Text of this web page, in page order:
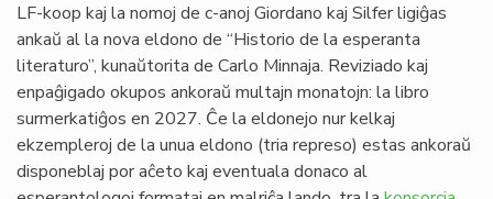
LF-koop kaj la nomoj de c-anoj Giordano kaj Silfer ligiĝas
ankaŭ al la nova eldono de “Historio de la esperanta
literaturo”, kunaŭtorita de Carlo Minnaja. Reviziado kaj
enpaĝigado okupos ankoraŭ multajn monatojn: la libro
surmerkatiĝos en 2027. Ĉe la eldonejo nur kelkaj
ekzempleroj de la unua eldono (tria represo) estas ankoraŭ
disponeblaj por aĉeto kaj eventuala donaco al